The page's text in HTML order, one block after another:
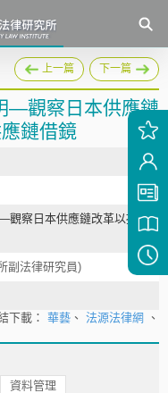
上一篇 下一篇
—觀察日本供應鏈
鏈借鏡
觀察日本供應鏈改革以提供
副法律研究員)
下載： 華藝 、 法源法律網 、
資料管理